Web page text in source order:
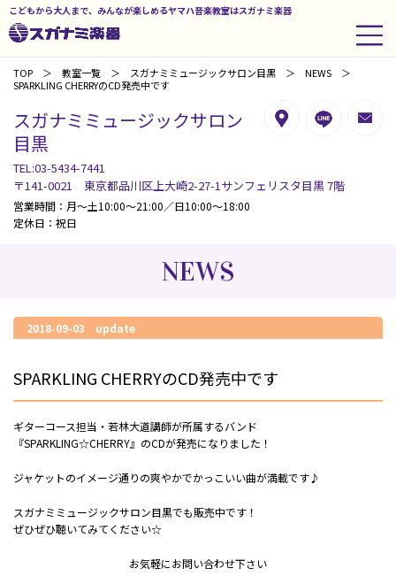
こどもから大人まで、みんなが楽しめるヤマハ音楽教室はスガナミ楽器
TOP 教室一覧 スガナミミュージックサロン目黒
NEWS
SPARKLING CHERRYのCD発売中です
スガナミミュージックサロン
目黒
TEL:03-5434-7441
〒141-0021 東京都品川区上大崎2-27-1サンフェリスタ目黒 7階
営業時間：月～土10:00～21:00／日10:00～18:00
定休日：祝日
NEWS
2018-09-03 update
SPARKLING CHERRYのCD発売中です
ギターコース担当・若林大道講師が所属するバンド
『SPARKLING☆CHERRY』のCDが発売になりました！
ジャケットのイメージ通りの爽やかでかっこいい曲が満載です♪
スガナミミュージックサロン目黒でも販売中です！
ぜひぜひ聴いてみてください☆
お気軽にお問い合わせ下さい